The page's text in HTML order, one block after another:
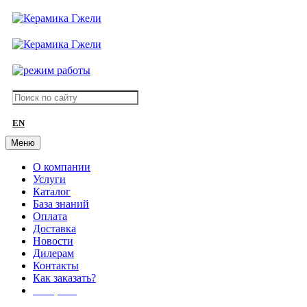
EN
Меню
О компании
Услуги
Каталог
База знаний
Оплата
Доставка
Новости
Дилерам
Контакты
Как заказать?